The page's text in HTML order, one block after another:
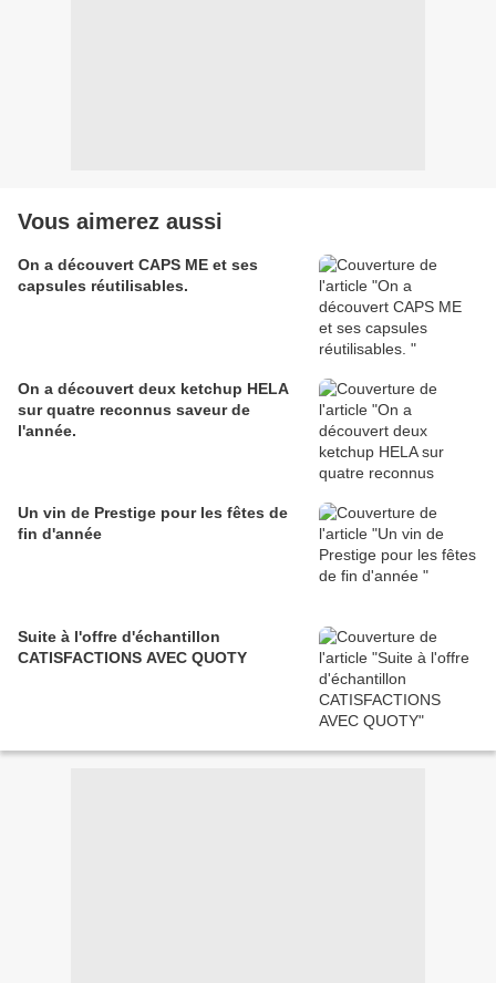
Vous aimerez aussi
On a découvert CAPS ME et ses
capsules réutilisables.
On a découvert deux ketchup HELA
sur quatre reconnus saveur de
l'année.
Un vin de Prestige pour les fêtes de
fin d'année
Suite à l'offre d'échantillon
CATISFACTIONS AVEC QUOTY